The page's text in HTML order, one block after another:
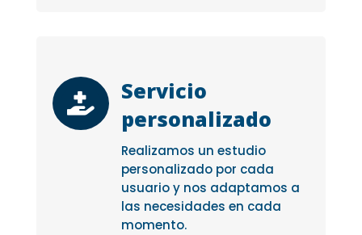

Servicio
personalizado
Realizamos un estudio
personalizado por cada
usuario y nos adaptamos a
las necesidades en cada
momento.